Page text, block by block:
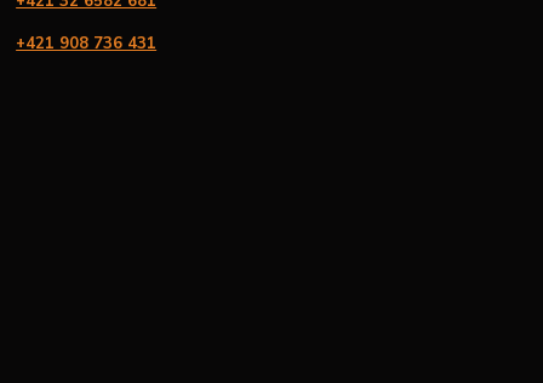
+421 908 736 431